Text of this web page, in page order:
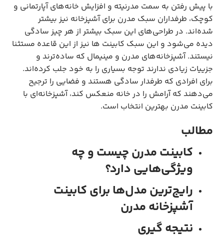
با پیش رفتن به سمت مدرنیته و افزایش خانه‌های آپارتمانی و
کوچک، طرفداران سبک مدرن برای آشپزخانه نیز بیشتر
شده‌اند. در طراحی‌های این سبک بیشتر از هر چیز سادگی‌
دیده می‌شود و این سبک کابینت ها نیز از این قاعده مستثنا
نیستند. آشپزخانه‌های مدرن و مینیمال که ساده‌ترند و
جزییات زیادی ندارند توجه بسیاری را به خود جلب کرده‌اند.
برای افرادی که طرفدار سادگی هستند و فضایی را ترجیح
می‌دهند که آرامش را در خانه منعکس کند، آشپزخانه‌ای با
کابینت مدرن بهترین انتخاب است.
مطالب
کابینت مدرن چیست و چه
ویژگی‌هایی دارد؟
رایج‌ترین مدل‌ها برای کابینت
آشپزخانه مدرن
نتیجه گیری